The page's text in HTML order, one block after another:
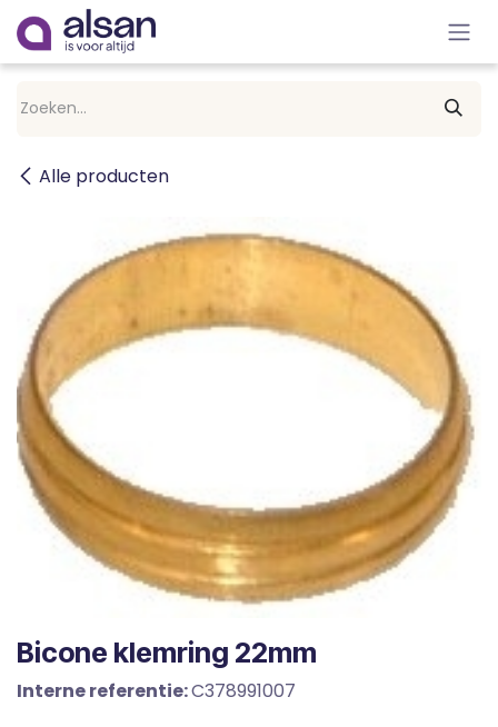
Overslaan naar inhoud
Alle producten
Bicone klemring 22mm
Interne referentie:C378991007